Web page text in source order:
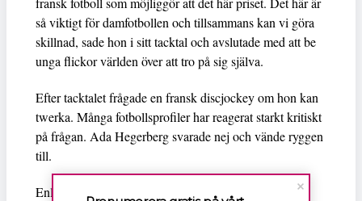
så viktigt för damfotbollen och tillsammans kan vi göra
skillnad, sade hon i sitt tacktal och avslutade med att be
unga flickor världen över att tro på sig själva.
Efter tacktalet frågade en fransk discjockey om hon kan
twerka. Många fotbollsprofiler har reagerat starkt kritiskt
på frågan. Ada Hegerberg svarade nej och vände ryggen
till.
Enligt
har Hegerberg konsekvent nobbat